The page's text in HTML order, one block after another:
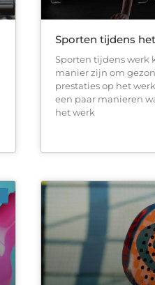
Sporten tijdens
Sporten tijdens werk
manier zijn om
prestaties op het
een paar manieren
het werk